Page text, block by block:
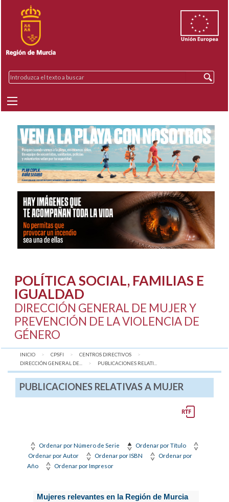
POLÍTICA SOCIAL, FAMILIAS E
IGUALDAD
DIRECCIÓN GENERAL DE MUJER Y
PREVENCIÓN DE LA VIOLENCIA DE
GÉNERO
INICIO CPSFI
CENTROS DIRECTIVOS
DIRECCIÓN GENERAL DE...
AQUÍ:
PUBLICACIONES RELATI...
PUBLICACIONES RELATIVAS A MUJER
Ordenar por Número de Serie
Ordenar por Título
Ordenar por Autor
Ordenar por ISBN
Ordenar por
Año
Ordenar por Impresor
Mujeres relevantes en la Región de Murcia